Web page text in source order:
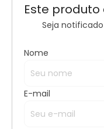
Este
Seja
Nome
E-mail